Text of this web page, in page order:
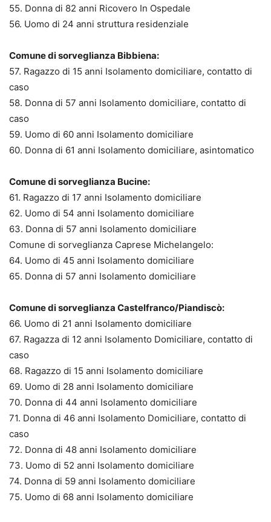
55. Donna di 82 anni Ricovero In Ospedale
56. Uomo di 24 anni struttura residenziale
Comune di sorveglianza Bibbiena:
57. Ragazzo di 15 anni Isolamento domiciliare, contatto di
caso
58. Donna di 57 anni Isolamento domiciliare, contatto di
caso
59. Uomo di 60 anni Isolamento domiciliare
60. Donna di 61 anni Isolamento domiciliare, asintomatico
Comune di sorveglianza Bucine:
61. Ragazzo di 17 anni Isolamento domiciliare
62. Uomo di 54 anni Isolamento domiciliare
63. Donna di 57 anni Isolamento domiciliare
Comune di sorveglianza Caprese Michelangelo:
64. Uomo di 45 anni Isolamento domiciliare
65. Donna di 57 anni Isolamento domiciliare
Comune di sorveglianza Castelfranco/Piandiscò:
66. Uomo di 21 anni Isolamento domiciliare
67. Ragazza di 12 anni Isolamento Domiciliare, contatto di
caso
68. Ragazzo di 15 anni Isolamento domiciliare
69. Uomo di 28 anni Isolamento domiciliare
70. Donna di 44 anni Isolamento domiciliare
71. Donna di 46 anni Isolamento Domiciliare, contatto di
caso
72. Donna di 48 anni Isolamento domiciliare
73. Uomo di 52 anni Isolamento domiciliare
74. Donna di 59 anni Isolamento domiciliare
75. Uomo di 68 anni Isolamento domiciliare